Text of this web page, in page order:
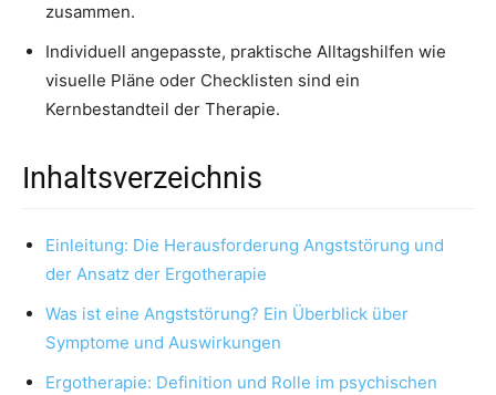
zusammen.
Individuell angepasste, praktische Alltagshilfen wie
visuelle Pläne oder Checklisten sind ein
Kernbestandteil der Therapie.
Inhaltsverzeichnis
Einleitung: Die Herausforderung Angststörung und
der Ansatz der Ergotherapie
Was ist eine Angststörung? Ein Überblick über
Symptome und Auswirkungen
Ergotherapie: Definition und Rolle im psychischen